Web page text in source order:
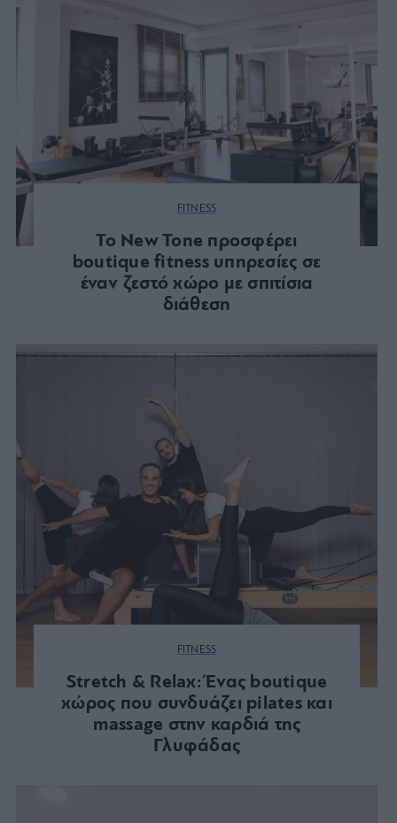
FITNESS
Το New Tone προσφέρει
boutique fitness υπηρεσίες σε
έναν ζεστό χώρο με σπιτίσια
διάθεση
FITNESS
Stretch & Relax: Ένας boutique
χώρος που συνδυάζει pilates και
massage στην καρδιά της
Γλυφάδας